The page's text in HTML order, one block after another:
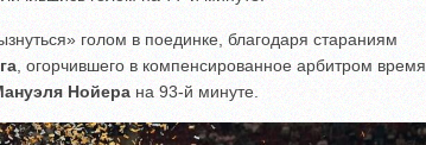
голом в поединке, благодаря стараниям
, огорчившего в компенсированное арбитром время,
Нойера на 93-й минуте.